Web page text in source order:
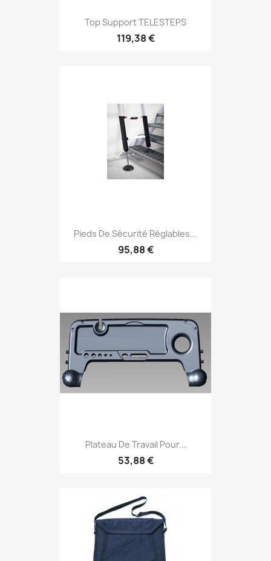
Top Support TELESTEPS
119,38 €
Pieds De Sécurité Réglables...
95,88 €
Plateau De Travail Pour...
53,88 €